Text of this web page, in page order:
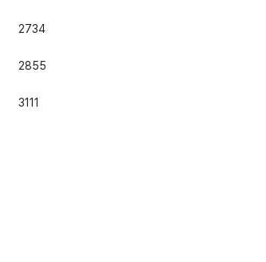
2734
2855
3111